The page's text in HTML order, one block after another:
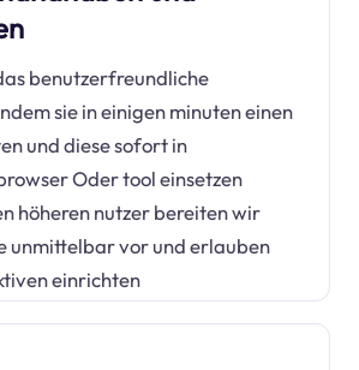
benutzerfreundliche
sie in einigen minuten einen
und diese sofort in
Oder tool einsetzen
höheren nutzer bereiten wir
unmittelbar vor und erlauben
einrichten